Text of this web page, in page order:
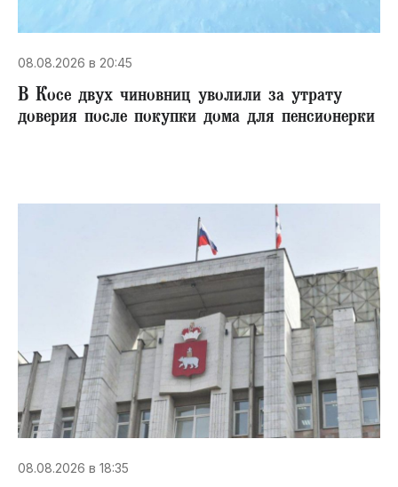
08.08.2026 в 20:45
В Косе двух чиновниц уволили за утрату
доверия после покупки дома для пенсионерки
08.08.2026 в 18:35